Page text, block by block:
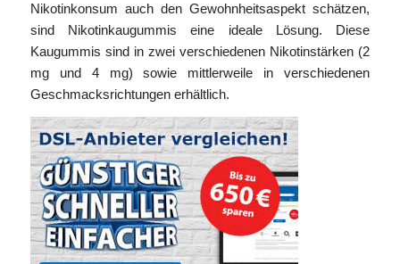
Nikotinkonsum auch den Gewohnheitsaspekt schätzen,
sind Nikotinkaugummis eine ideale Lösung. Diese
Kaugummis sind in zwei verschiedenen Nikotinstärken (2
mg und 4 mg) sowie mittlerweile in verschiedenen
Geschmacksrichtungen erhältlich.